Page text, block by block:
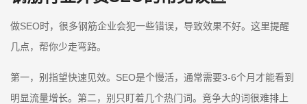
做SEO时，很多钢筋企业会犯一些错误，导致效果不好。这里提醒
几点，帮你少走弯路。
第一，别指望快速见效。SEO是个慢活，通常需要3-6个月才能看到
明显流量增长。第二，别只盯着几个热门词。竞争大的词很难排上